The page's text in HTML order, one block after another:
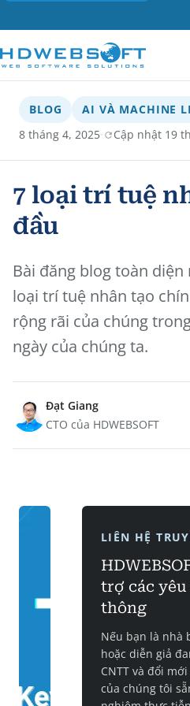
BLOG AI VÀ MACHINE
8 tháng 4, 2025· Cập nhật 19
7 loại trí tuệ
đầu
Bài đăng blog toàn diện
loại trí tuệ nhân tạo
rộng rãi của chúng
ngày của chúng ta.
Đạt Giang
CTO của HDWEBSOFT
LIÊN HỆ
trợ các
thông
Nếu bạn là nhà
hoặc diễn giả
CNTT và đổi
của chúng tôi